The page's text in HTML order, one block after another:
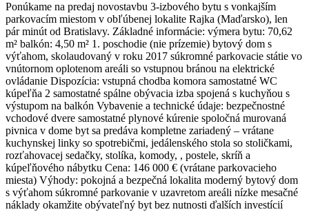
Ponúkame na predaj novostavbu 3-izbového bytu s vonkajším
parkovacím miestom v obľúbenej lokalite Rajka (Maďarsko), len
pár minút od Bratislavy. Základné informácie: výmera bytu: 70,62
m² balkón: 4,50 m² 1. poschodie (nie prízemie) bytový dom s
výťahom, skolaudovaný v roku 2017 súkromné parkovacie státie vo
vnútornom oplotenom areáli so vstupnou bránou na elektrické
ovládanie Dispozícia: vstupná chodba komora samostatné WC
kúpeľňa 2 samostatné spálne obývacia izba spojená s kuchyňou s
výstupom na balkón Vybavenie a technické údaje: bezpečnostné
vchodové dvere samostatné plynové kúrenie spoločná murovaná
pivnica v dome byt sa predáva kompletne zariadený – vrátane
kuchynskej linky so spotrebičmi, jedálenského stola so stoličkami,
rozťahovacej sedačky, stolíka, komody, , postele, skríň a
kúpeľňového nábytku Cena: 146 000 € (vrátane parkovacieho
miesta) Výhody: pokojná a bezpečná lokalita moderný bytový dom
s výťahom súkromné parkovanie v uzavretom areáli nízke mesačné
náklady okamžite obývateľný byt bez nutnosti ďalších investícií